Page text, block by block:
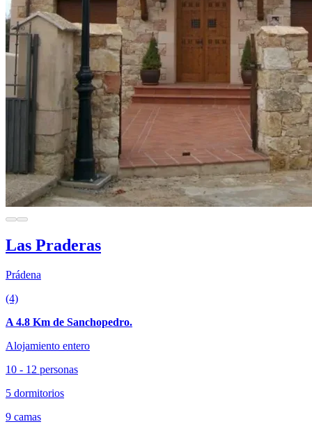
Las Praderas
Prádena
(4)
A 4.8 Km de Sanchopedro.
Alojamiento entero
10 - 12 personas
5 dormitorios
9 camas